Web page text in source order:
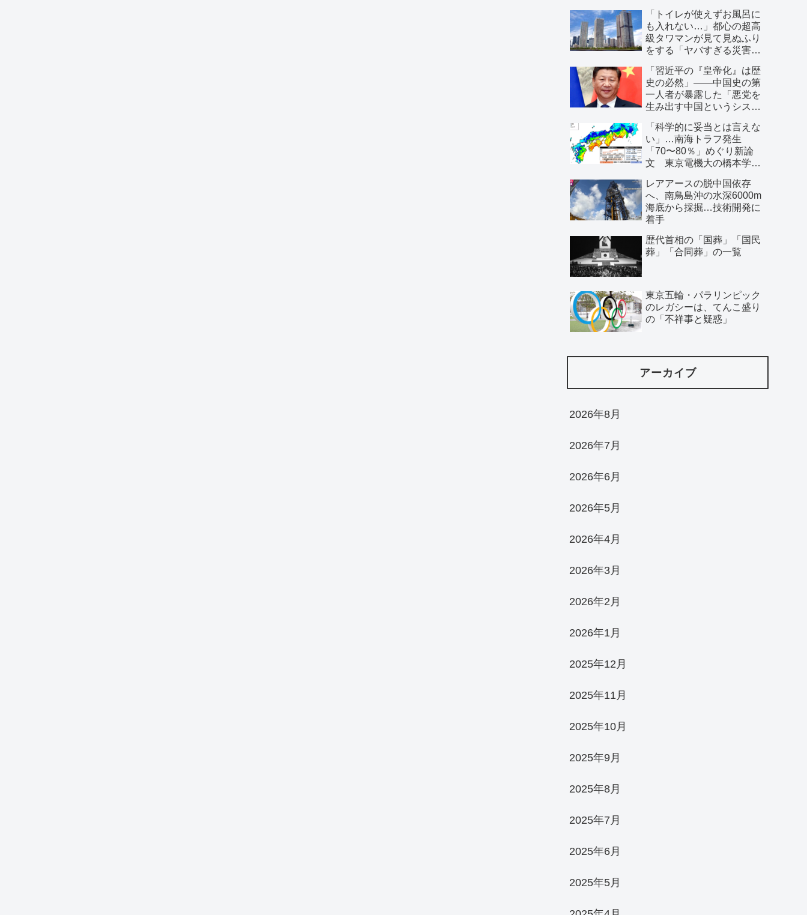
「トイレが使えずお風呂に
も入れない…」都心の超高
級タワマンが見て見ぬふり
をする「ヤバすぎる災害リ
「習近平の『皇帝化』は歴
史の必然」――中国史の第
一人者が暴露した「悪党を
生み出す中国というシステ
「科学的に妥当とは言えな
い」…南海トラフ発生
「70〜80％」めぐり新論
文 東京電機大の橋本学特
レアアースの脱中国依存
へ、南鳥島沖の水深6000m
海底から採掘…技術開発に
着手
歴代首相の「国葬」「国民
葬」「合同葬」の一覧
東京五輪・パラリンピック
のレガシーは、てんこ盛り
の「不祥事と疑惑」
アーカイブ
2026年8月
2026年7月
2026年6月
2026年5月
2026年4月
2026年3月
2026年2月
2026年1月
2025年12月
2025年11月
2025年10月
2025年9月
2025年8月
2025年7月
2025年6月
2025年5月